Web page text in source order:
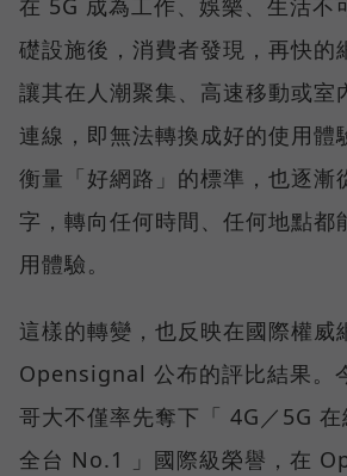
在 5G 成為工作、娛樂、生活不
礎設施後，消費者發現，再快的
讓其在人潮聚集、高速移動或室
連線，即無法轉換成好的使用體
衡量「好網路」的標準，也逐漸
字，轉向任何時間、任何地點都
用體驗。
這樣的轉變，也反映在國際權威
Opensignal 公布的評比結果。
哥大不僅率先奪下「 4G／5G 在
全台 No.1 」國際級榮譽，在